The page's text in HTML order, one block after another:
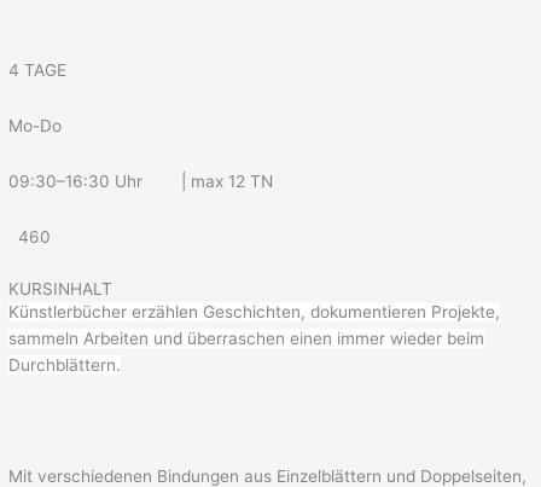
4 TAGE
Mo-Do
09:30–16:30 Uhr | max 12 TN
460
KURSINHALT
Künstlerbücher erzählen Geschichten, dokumentieren Projekte,
sammeln Arbeiten und überraschen einen immer wieder beim
Durchblättern.
Mit verschiedenen Bindungen aus Einzelblättern und Doppelseiten,